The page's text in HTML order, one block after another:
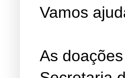
Vamos
As